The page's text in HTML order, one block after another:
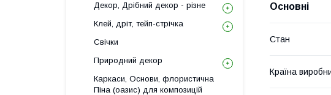
Основні
Стан
Країна
Декор, Дрібний декор - різне
Клей, дріт, тейп-стрічка
Свічки
Природний декор
Каркаси, Основи, флористична
Піна (оазис) для композицій